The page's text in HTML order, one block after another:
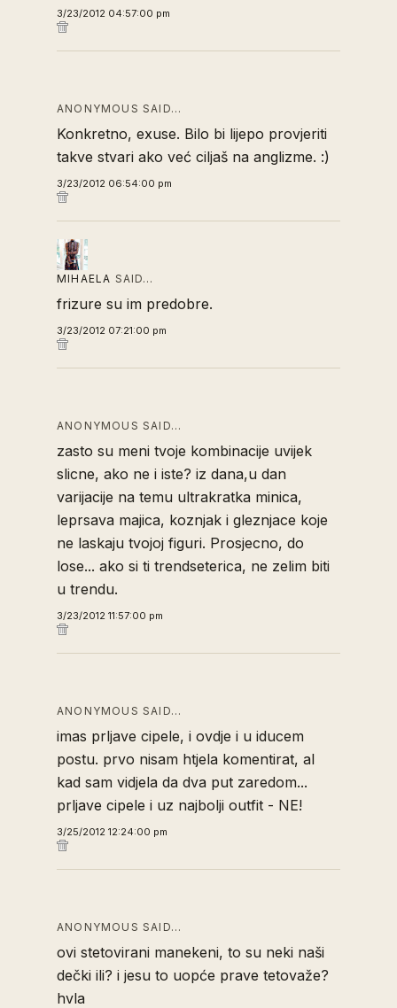
3/23/2012 04:57:00 pm
ANONYMOUS SAID…
Konkretno, exuse. Bilo bi lijepo provjeriti
takve stvari ako već ciljaš na anglizme. :)
3/23/2012 06:54:00 pm
MIHAELA SAID…
frizure su im predobre.
3/23/2012 07:21:00 pm
ANONYMOUS SAID…
zasto su meni tvoje kombinacije uvijek
slicne, ako ne i iste? iz dana,u dan
varijacije na temu ultrakratka minica,
leprsava majica, koznjak i gleznjace koje
ne laskaju tvojoj figuri. Prosjecno, do
lose... ako si ti trendseterica, ne zelim biti
u trendu.
3/23/2012 11:57:00 pm
ANONYMOUS SAID…
imas prljave cipele, i ovdje i u iducem
postu. prvo nisam htjela komentirat, al
kad sam vidjela da dva put zaredom...
prljave cipele i uz najbolji outfit - NE!
3/25/2012 12:24:00 pm
ANONYMOUS SAID…
ovi stetovirani manekeni, to su neki naši
dečki ili? i jesu to uopće prave tetovaže?
hvla